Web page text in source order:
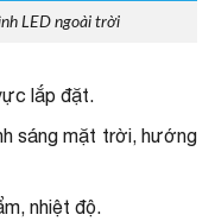
LED ngoài trời
lắp đặt.
sáng mặt trời, hướng
nhiệt độ.